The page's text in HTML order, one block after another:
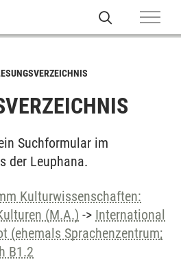
Suchformular im
der Leuphana.
Kulturwissenschaften:
(M.A.) -> International
(ehemals Sprachenzentrum;
B1.2